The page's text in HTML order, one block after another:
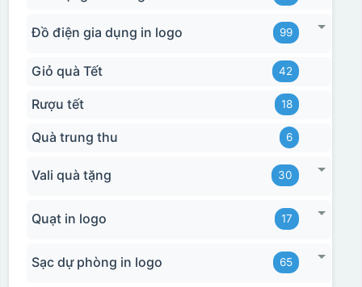
Đồ điện gia dụng in logo 99
Giỏ quà Tết 42
Rượu tết 18
Quà trung thu 6
Vali quà tặng 30
Quạt in logo 17
Sạc dự phòng in logo 65